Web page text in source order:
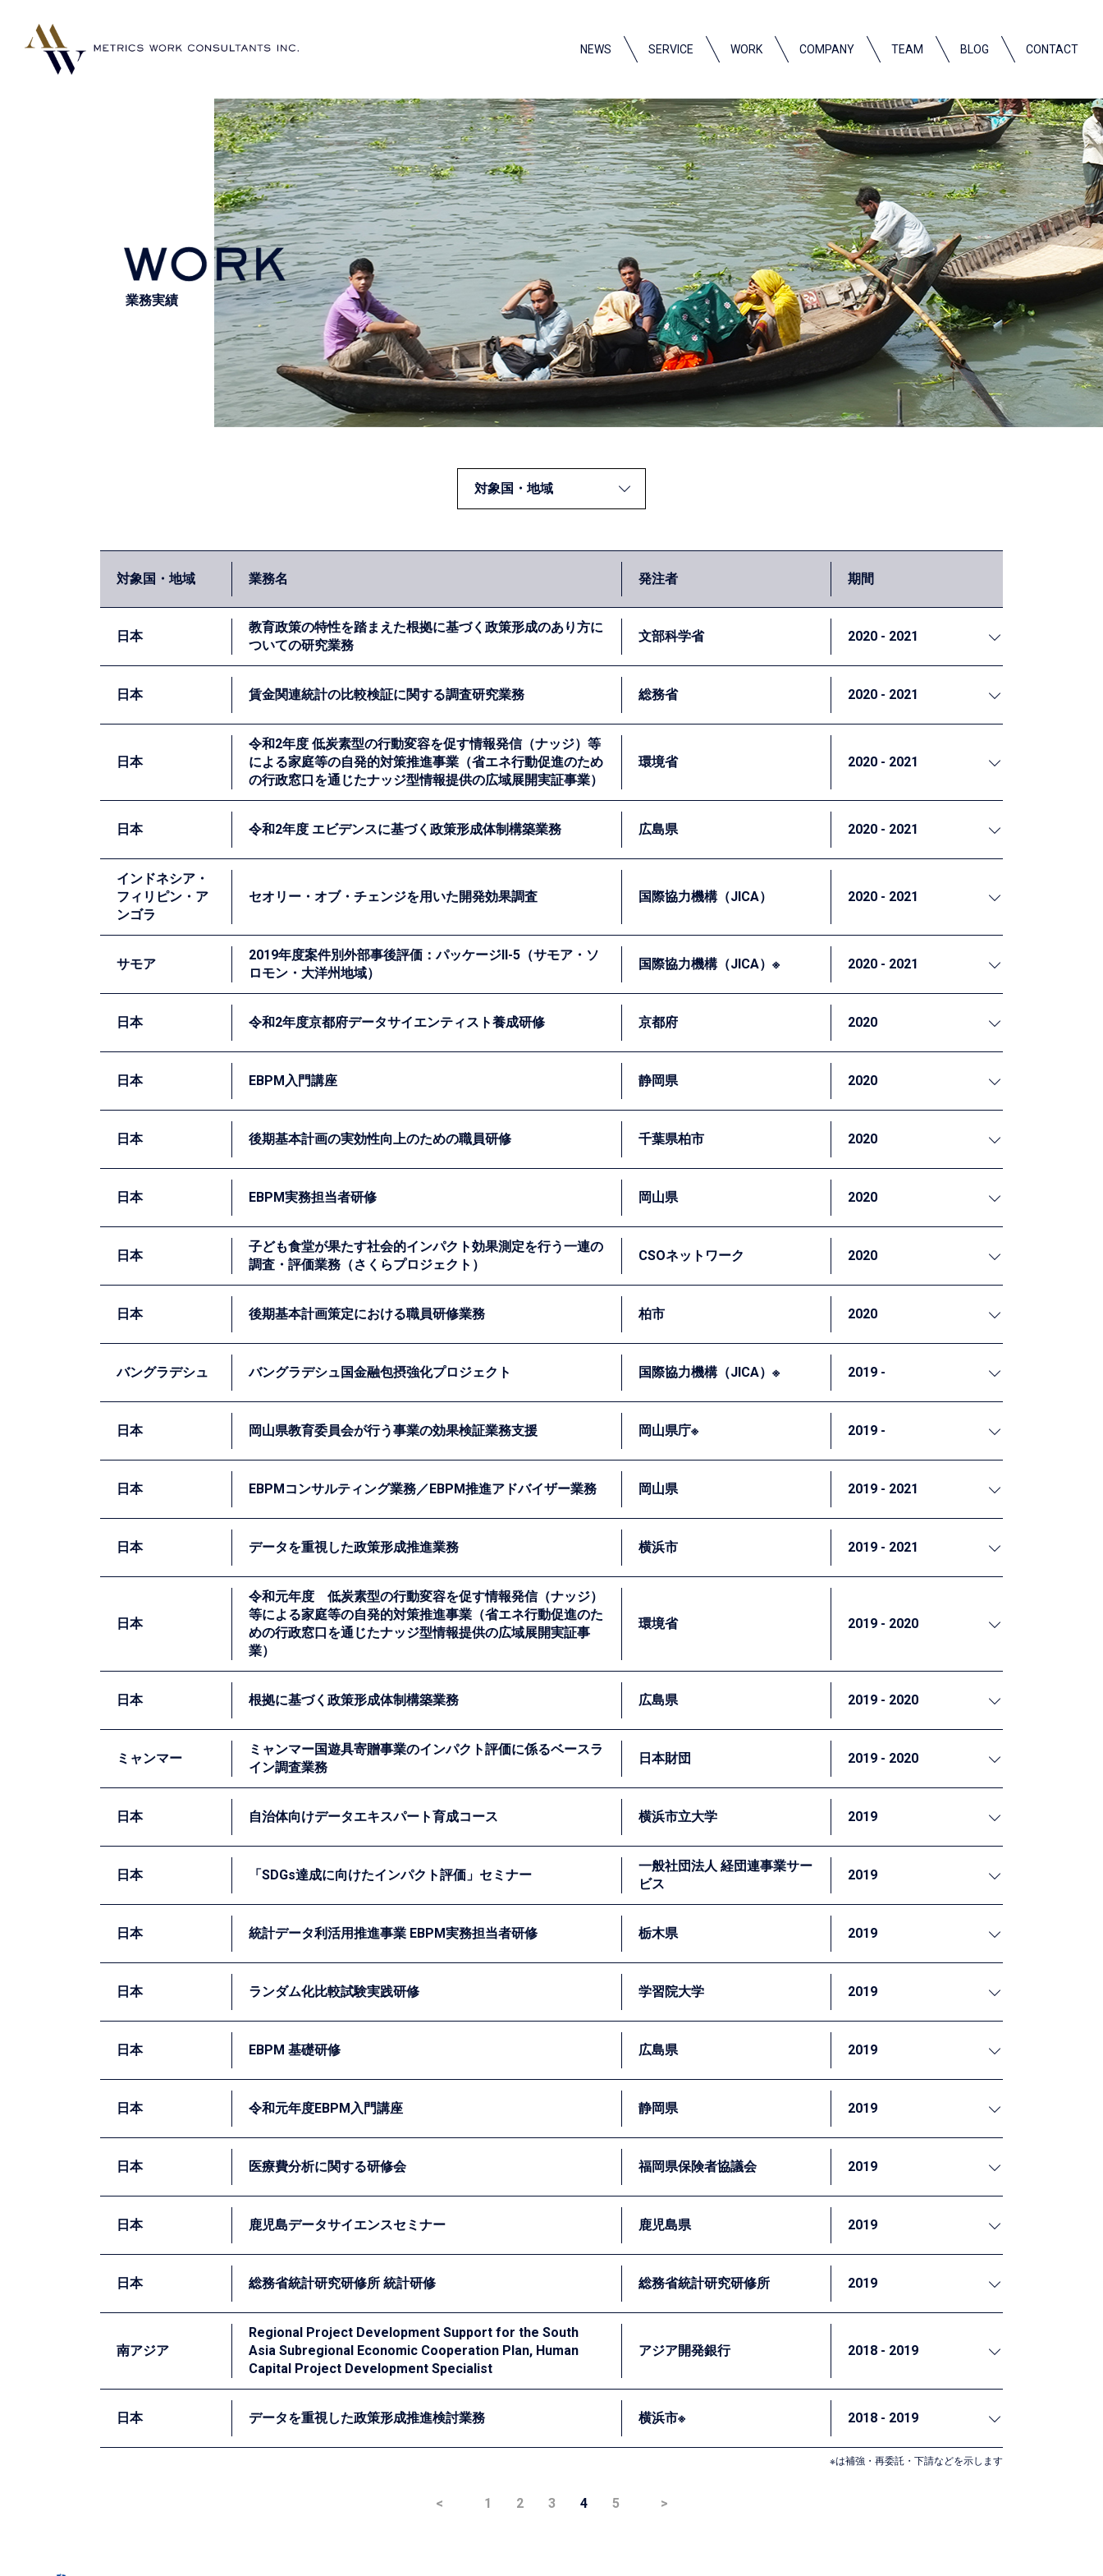
NEWS SERVICE WORK COMPANY TEAM BLOG CONTACT
WORKS
業務実績
対象国・地域 業務名 発注者 期間
日本
教育政策の特性を踏まえた根拠に基づく政策形成のあり方に
ついての研究業務
文部科学省 2020 - 2021
EBPMに関する議論が政府全体で本格化している中、教育分野においても「客観的な根拠を重視した教育政策の推進」を志向する動きが始まっています。
教育分野にみられる固有の課題や懸念に配慮しつつ、①新規施策、既存施策を対象とした効果検証のためのデザイン策定や分析、②EBPM推進の基盤とな
る人材育成等を行うことで、文部科学省の実務におけるEBPMの定着を目指しました。
日本 賃金関連統計の比較検証に関する調査研究業務 総務省 2020 - 2021
賃金に関する統計は、経済・雇用政策を検討する上での基盤となる極めて重要な情報です。本業務では、東京大学と連携して、複数ある賃金統計につい
ての比較検証や活用可能性に関する検討を通じて、各統計の類似点・相違点、及び利用に当たっての留意点等の整理を行いました。それにより、統計ユ
ーザーの利便性が向上し、より良い政策の立案・実施につながることが期待されています。
日本
令和2年度 低炭素型の行動変容を促す情報発信（ナッジ）等
による家庭等の自発的対策推進事業（省エネ行動促進のため
の行政窓口を通じたナッジ型情報提供の広域展開実証事業）
環境省 2020 - 2021
令和元年度に引き続き、大阪大学と複数の地方自治体と協働しながら、ナッジを組み込んだリーフレット配布による省エネ促進事業を継続し、ランダム
化比較試験（RCT）による効果検証を行いました。
日本 令和2年度 エビデンスに基づく政策形成体制構築業務 広島県 2020 - 2021
広島県は、エビデンスを活用した政策立案を実装するための体制構築を全国に先駆けて進めていました。私たちは、令和元年度に引き続き、ロジックモ
デル構築支援、施策の効果検証（インパクト評価）の実施、職員への研修の実施といった業務を通じて、広島県が目指す「根拠に基づく政策形成体制の
構築」の支援を行いました。
インドネシア・
フィリピン・ア
ンゴラ
セオリー・オブ・チェンジを用いた開発効果調査 国際協力機構（JICA） 2020 - 2021
JICAは、より良い事業を実施するために、セオリー・オブ・チェンジ（Theory of Change：ToC）の活用を検討しています。本業務では、他ドナーでの
ToC活用方法の調査、母子保健及び上水道事業のToCの抽出及びその妥当性の検証を通じて、JICAに適したToC活用の整理・提言を行いました。
その結果はJICAウェブサイトにて
サモア
2019年度案件別外部事後評価：パッケージII-5（サモア・ソ
ロモン・大洋州地域）
国際協力機構（JICA）※ 2020 - 2021
サモアには未整備の給水地区があり特に雨期には濁水が供給されることから、水因性疾患率が高いという課題がありました。清潔な水の供給を可能にす
るため、JICAは無償資金協力事業によって浄水場施設の建設や関連設備の改修に係る支援を行いました。私たちは、本事業の事後評価を実施し、事業に
よって発現した効果の確認や事業改善のための教訓導出を行いました。
日本 令和2年度京都府データサイエンティスト養成研修 京都府 2020
京都府ではエビデンスに基づく行政運営の必要性が認識されており、セミナーを通じて府職員に対してEBPMの基礎概念や潮流、実施方法などについての
基礎的な知識習得を図っています。弊社は、EBPMを進める上で重要となる施策の効果検証方法・手順について講義を行いました。
日本 EBPM入門講座 静岡県 2020
令和元年度に引き続き、静岡県庁をはじめとする行政職員を対象にEBPMの基礎知識習得のための研修を行いました。演習を交えながら、EBPMの狙いや
ランダム化比較試験に代表される政策効果を検証するための事業デザイン、基礎的なデータ分析の方法を学んで頂きました。
日本 後期基本計画の実効性向上のための職員研修 千葉県柏市 2020
柏市第五次総合計画後期基本計画の実施に携わる市の実務担当職員を対象とした、政策立案及び上記計画の実施に向けた課題解決までの思考（ロジッ
クモデル）を習得するための研修の講師を務めました。
日本 EBPM実務担当者研修 岡山県 2020
令和元年度に引き続き、EBPMの実務を担当する職員を対象として、ランダム化比較試験を念頭にエビデンスを作るための適切なモデル事業の在り方につ
いての研修を行いました。特にランダム割付の導入にあたって、従来の事業の在り方を大きく歪めない工夫といった点を重点的に扱い、企画・実践力を
身に着けることを目指しました。
日本
子ども食堂が果たす社会的インパクト効果測定を行う一連の
調査・評価業務（さくらプロジェクト）
CSOネットワーク 2020
子ども⾷堂には、地域の⼦どもからお年寄りまでの広い世代が集う「多世代交流拠点」として包括的・複合的な価値を社会に提供しています。私たち
は、子ども食堂の多岐にわたる潜在的な社会的インパクトの可視化や費⽤対効果を含めた数値化を支援し、こども⾷堂の普及啓発に資することを目指し
日本 後期基本計画策定における職員研修業務 柏市 2020
柏市では、社会の情勢や要請の変化に機動的に対応するために、職員は的確な手段を検討・実行できるノウハウや思考が求められています。本研修で
は、施策・取組主管課の担当リーダー職を中心に、地域の課題を特定し、有効な打ち手を立案するための思考法、及びモニタリングのための的確な成果
指標を設定方法について座学と演習を交えて学べる研修を企画・実施しました。
バングラデシュ バングラデシュ国金融包摂強化プロジェクト 国際協力機構（JICA）※ 2019 -
世界で最も気候変動に脆弱な国とされるバングラデシュでは、貧困層は自然災害という深刻なリスクに直面しています。貧困層のリスクへの対応能力向
上のために、JICAは技術協力プロジェクトによって関連組織が金融及び非金融サービスを提供するための能力強化支援を行っています。多岐にわたるプ
ロジェクト活動の一つとして、貧困層のレジリエンス向上に資するような、非金融サービスと資産保険のような金融サービスとの適切な組み合わせを開
発していますが、適切なパッケージを見極めるためには、提案されるアイデアの有効性を適切な形で検証することが不可欠です。私たちは、バングラデ
シュのパートナー機関と共にランダム化比較試験を用いた商品開発に取り組んでいます。
日本 岡山県教育委員会が行う事業の効果検証業務支援 岡山県庁※ 2019 -
岡山県では、県内の小中学生の学力の改善や問題行動の減少を目的として様々な事業を実施してきま
した。こうした事業の一層の強化のためには、これまで実施してきた各種事業を振り返り、必要な改
善点を明らかにすることが不可欠です。そのために、私たちはそれらの各種事業について多期間パネ
ルデータを用いた効果検証分析を行いました。また、今後新たに行う事業について、効果検証の観点
から実施方法に関する助言も行っています。
日本 EBPMコンサルティング業務／EBPM推進アドバイザー業務 岡山県 2019 - 2021
岡山県は、エビデンスに基づく政策立案を推進・定着するための取組を強化しています。私たちは、①効果検証を組込んだ新規施策のデザイン策定、②
既存事業の効果検証分析、③ナッジ活用のための助言といった業務を通じて、岡山県のEBPM推進を支援しました。
日本 データを重視した政策形成推進業務 横浜市 2019 - 2021
神奈川県横浜市は、EBPMの推進の取組を強化している代表的な地方自治体のひとつです。平成30年5月に「横浜市官民データ活用推進計画」において掲
げた「データを重視した政策形成と基礎的データの整備の推進」のために、職員研修、政策効果検証を行うパイロット事業等が行われています。本業務
では、横浜市が行う施策の効果検証を行うためのデザイン策定、データ分析といった支援を行いました。
日本
令和元年度 低炭素型の行動変容を促す情報発信（ナッジ）
等による家庭等の自発的対策推進事業（省エネ行動促進のた
めの行政窓口を通じたナッジ型情報提供の広域展開実証事
業）
環境省 2019 - 2020
社会全体でCO2の削減を達成するためには、家庭レベルでの省エネが不可欠ですが、家庭における省エネ行動は十分に取り入れられているとは言えませ
ん。そうした中で、行動科学の知見に基づく「ナッジ」を活用し、家庭での省エネ行動を効果的に推進するための取組が近年注目を浴びています。
私たちは、大阪大学と複数の地方自治体と協働し、行政窓口におけるナッジを組み込んだリーフレット等による情報提供の試行とその効果検証を行い、
省エネ効果と広域展開の容易さを両立させた現実的な取組の開発を行いました。
日本 根拠に基づく政策形成体制構築業務 広島県 2019 - 2020
広島県は、エビデンスを活用した政策立案を実装するための体制構築を全国に先駆けて進めていました。私たちは、①施策のロジックモデル構築支援、
②施策の効果検証（インパクト評価）の実施、③政策形成プロセスの手引書の作成、及び④職員への研修の実施といった業務を通じて、広島県が目指す
「根拠に基づく政策形成体制の構築」の支援を行いました。
ミャンマー
ミャンマー国遊具寄贈事業のインパクト評価に係るベースラ
イン調査業務
日本財団 2019 - 2020
日本財団はミャンマーのシャン州において学校建設や遊具の設置を支援しています。遊具を設置してきた学校からは生徒の通学へのモチベーションが向
上したなどのポジティブな意見が聞かれていますが、遊具の生徒への影響を定量的に検証することが期待されていました。私たちは、本事業で新しく設
置する遊具に対し、ランダム化比較試験を採用した効果検証を実施する際の評価設計やベースラインデータ収集に関する支援を行いました。
日本 自治体向けデータエキスパート育成コース 横浜市立大学 2019
自治体向けの研修コースの1コマとして、EBPMの基礎概念や国内外の動向などについての講義を実施しました。
日本 「SDGs達成に向けたインパクト評価」セミナー
一般社団法人 経団連事業サー
ビス
2019
経団連の会員企業に対し、インパクト評価の考え方や評価デザインに関する研修を実施し、社会的価値の実現に対する企業の貢献を検証する方法につい
て講義や演習を行いました。
日本 統計データ利活用推進事業 EBPM実務担当者研修 栃木県 2019
EBPMの実務を担当する職員を対象として、エビデンスを作るための適切なモデル事業の在り方についての研修を行いました。ランダム化比較試験をはじ
めとする評価デザインを用いた効果検証の実施手順に加え、サンプルサイズの検討や分析に必要となるデータの処理などを含む実践的な内容を扱いまし
た。また、参加者の理解を深め、実践力を身に着けることができるよう、演習を随所に盛り込みながら研修を実施しました。
日本 ランダム化比較試験実践研修 学習院大学 2019
学習院大学にてランダム化比較試験実践研修を行い、ランダム化比較試験の具体的な実施方法や技法についての講義を行いました。
日本 EBPM 基礎研修 広島県 2019
広島県にてEBPM基礎研修を行い、EBPMの基本的な考え方やEBPM実施の際に重要となるロジックモデルの構築方法について講義を行いました。
日本 令和元年度EBPM入門講座 静岡県 2019
静岡県でEBPM入門講座を実施し、EBPMの基本的な考え方やエビデンスのつくり方について講義を行いました。
日本 医療費分析に関する研修会 福岡県保険者協議会 2019
福岡県保険者協議会の医療費分析に関する研修会にてEBPMの思考法に関する研修を行い、EBPMの基本的な考え方やエビデンスのつくり方について講義
を行いました。
日本 鹿児島データサイエンスセミナー 鹿児島県 2019
鹿児島県では、問題を解決するためにはデータの把握・分析能力の必要性が一層高まってきているとの認識の下、セミナーを通じて県・市町村職員に対
してデータ利活用の重要性に対する意識向上、基礎的な知識習得を図っています。私たちは講師として鹿児島県が行うセミナーでEBPMや政策効果検証の
基本的な考え方を伝えることで、同県の人材育成に貢献しました。
日本 総務省統計研究研修所 統計研修 総務省統計研究研修所 2019
統計に関する我が国唯一の専門研修機関である総務省統計研究研修所は、国・地方公共団体の職員を対象に様々な研修を実施しています。平成30年度、
計」＆「政策評価と統計」の「EBPMと統計」の講師を担当しエビデンスに基づく政策立案の考え方、因果推論の基本について講義を行いました。
南アジア
Regional Project Development Support for the South
Asia Subregional Economic Cooperation Plan, Human
Capital Project Development Specialist
アジア開発銀行 2018 - 2019
アジア開発銀行はブータンやネパールなどにおいて、若年層の雇用状況の改善のために職業訓練プロジェクトを実施しています。そうした取組の効果を
タリング、データ分析、報告書執筆に関する支援業務を行いました。
日本 データを重視した政策形成推進検討業務 横浜市※ 2018 - 2019
※は補強・再委託・下請などを示します
< 1 2 3 4 5 >